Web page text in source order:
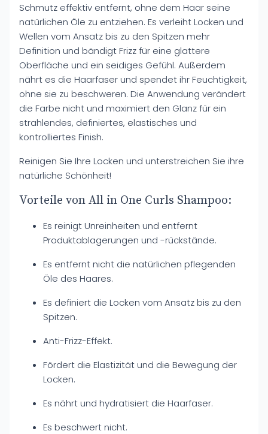
Schmutz effektiv entfernt, ohne dem Haar seine
natürlichen Öle zu entziehen. Es verleiht Locken und
Wellen vom Ansatz bis zu den Spitzen mehr
Definition und bändigt Frizz für eine glattere
Oberfläche und ein seidiges Gefühl. Außerdem
nährt es die Haarfaser und spendet ihr Feuchtigkeit,
ohne sie zu beschweren. Die Anwendung verändert
die Farbe nicht und maximiert den Glanz für ein
strahlendes, definiertes, elastisches und
kontrolliertes Finish.
Reinigen Sie Ihre Locken und unterstreichen Sie ihre
natürliche Schönheit!
Vorteile von All in One Curls Shampoo:
Es reinigt Unreinheiten und entfernt
Produktablagerungen und -rückstände.
Es entfernt nicht die natürlichen pflegenden
Öle des Haares.
Es definiert die Locken vom Ansatz bis zu den
Spitzen.
Anti-Frizz-Effekt.
Fördert die Elastizität und die Bewegung der
Locken.
Es nährt und hydratisiert die Haarfaser.
Es beschwert nicht.